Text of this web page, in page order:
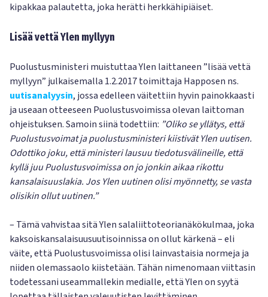
kipakkaa palautetta, joka herätti herkkähipiäiset.
Lisää vettä Ylen myllyyn
Puolustusministeri muistuttaa Ylen laittaneen ”lisää vettä
myllyyn” julkaisemalla 1.2.2017 toimittaja Happosen ns.
uutisanalyysin, jossa edelleen väitettiin hyvin painokkaasti
ja useaan otteeseen Puolustusvoimissa olevan laittoman
ohjeistuksen. Samoin siinä todettiin: ”Oliko se yllätys, että
Puolustusvoimat ja puolustusministeri kiistivät Ylen uutisen.
Odottiko joku, että ministeri lausuu tiedotusvälineille, että
kyllä juu Puolustusvoimissa on jo jonkin aikaa rikottu
kansalaisuuslakia. Jos Ylen uutinen olisi myönnetty, se vasta
olisikin ollut uutinen.”
– Tämä vahvistaa sitä Ylen salaliittoteorianäkökulmaa, joka
kaksoiskansalaisuusuutisoinnissa on ollut kärkenä – eli
väite, että Puolustusvoimissa olisi lainvastaisia normeja ja
niiden olemassaolo kiistetään. Tähän nimenomaan viittasin
todetessani useammallekin medialle, että Ylen on syytä